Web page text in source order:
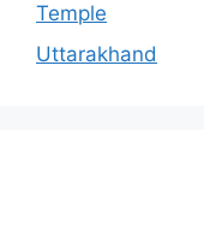
Temple
Uttarakhand